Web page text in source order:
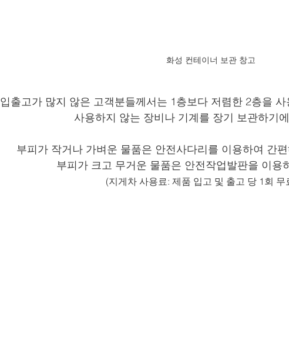
화성 컨테이너 보관 창고
입출고가 많지 않은 고객분들께서는 1층보다 저렴한 2층을
사용하지 않는 장비나 기계를 장기 보관하기
부피가 작거나 가벼운 물품은 안전사다리를 이용하여 간
부피가 크고 무거운 물품은 안전작업발판을 이용
(지게차 사용료: 제품 입고 및 출고 당 1회 무